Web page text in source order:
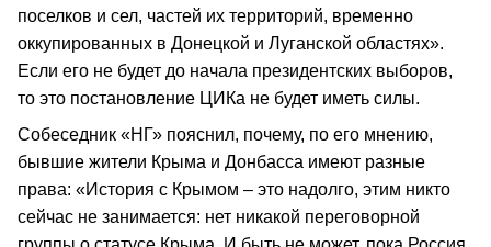
поселков и сел, частей их территорий, временно
оккупированных в Донецкой и Луганской областях».
Если его не будет до начала президентских выборов,
то это постановление ЦИКа не будет иметь силы.
Собеседник «НГ» пояснил, почему, по его мнению,
бывшие жители Крыма и Донбасса имеют разные
права: «История с Крымом – это надолго, этим никто
сейчас не занимается: нет никакой переговорной